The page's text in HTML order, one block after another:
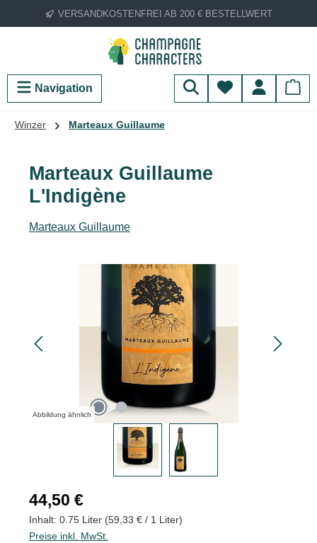
Zum Hauptinhalt springen
VERSANDKOSTENFREI AB 200 € BESTELLWERT
Navigation Du hast 0
Winzer Marteaux Guillaume
Marteaux Guillaume
L'Indigène
Marteaux Guillaume
Bildergalerie überspringen
Abbildung ähnlich
Regulärer Preis:
44,50 €
Inhalt: 0.75 Liter (59,33 € / 1 Liter)
Preise inkl. MwSt.